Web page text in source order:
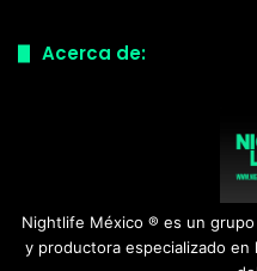
Acerca de:
Nightlife México ® es un
y productora especializado